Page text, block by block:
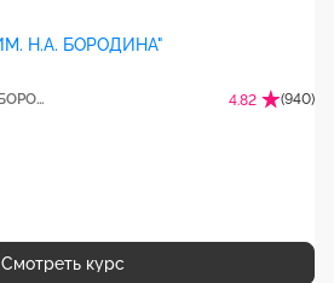
АНО ДПО "НАМО ИМ. Н.А. БОРОДИНА" 4.82 (940)
Смотреть курс